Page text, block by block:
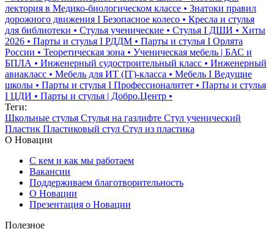
лектория в Медико-биологическом классе • Знатоки правил
дорожного движения I Безопасное колесо • Кресла и стулья
для библиотеки • Стулья ученические • Стулья I ДШИ • Хиты
2026 • Парты и стулья I РДДМ • Парты и стулья I Орлята
России • Теоретическая зона • Ученическая мебель | БАС и
БПЛА • Инженерный судостроительный класс • Инженерный
авиакласс • Мебель для ИТ (IT)-класса • Мебель I Ведущие
школы • Парты и стулья I Профессионалитет • Парты и стулья
I ЦДИ • Парты и стулья | Добро.Центр •
Теги:
Школьные стулья Стулья на газлифте Стул ученический
Пластик Пластиковый стул Стул из пластика
О Новации
С кем и как мы работаем
Вакансии
Поддерживаем благотворительность
О Новации
Презентация о Новации
Полезное